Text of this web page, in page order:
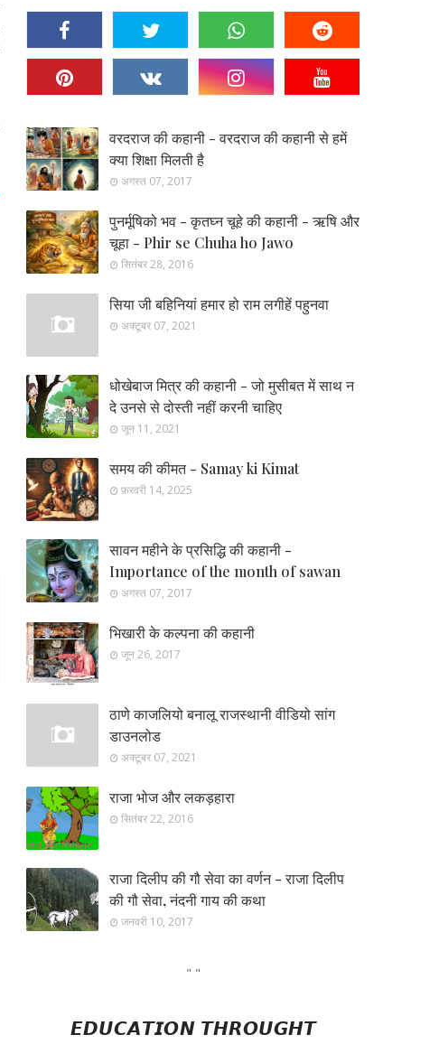
वरदराज की कहानी - वरदराज की कहानी से हमें
क्या शिक्षा मिलती है
अगस्त 07, 2017
पुनर्मूषिको भव - कृतघ्न चूहे की कहानी - ऋषि और
चूहा - Phir se Chuha ho Jawo
सितंबर 28, 2016
सिया जी बहिनियां हमार हो राम लगीहें पहुनवा
अक्टूबर 07, 2021
धोखेबाज मित्र की कहानी - जो मुसीबत में साथ न
दे उनसे से दोस्ती नहीं करनी चाहिए
जून 11, 2021
समय की कीमत - Samay ki Kimat
फ़रवरी 14, 2025
सावन महीने के प्रसिद्धि की कहानी -
Importance of the month of sawan
अगस्त 07, 2017
भिखारी के कल्पना की कहानी
जून 26, 2017
ठाणे काजलियो बनालू राजस्थानी वीडियो सांग
डाउनलोड
अक्टूबर 07, 2021
राजा भोज और लकड़हारा
सितंबर 22, 2016
राजा दिलीप की गौ सेवा का वर्णन - राजा दिलीप
की गौ सेवा, नंदनी गाय की कथा
जनवरी 10, 2017
" "
𝙀𝘿𝙐𝘾𝘼𝙏𝙄𝙊𝙉 𝙏𝙃𝙍𝙊𝙐𝙂𝙃𝙏